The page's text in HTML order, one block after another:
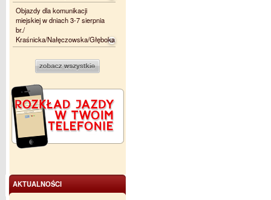
Objazdy dla komunikacji
miejskiej w dniach 3-7 sierpnia
br./
Kraśnicka/Nałęczowska/Głęboka
AKTUALNOŚCI